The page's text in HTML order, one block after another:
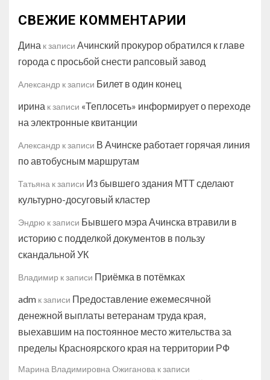
СВЕЖИЕ КОММЕНТАРИИ
Дина к записи Ачинский прокурор обратился к главе
города с просьбой снести рапсовый завод
Александр к записи Билет в один конец
ирина к записи «Теплосеть» информирует о переходе
на электронные квитанции
Александр к записи В Ачинске работает горячая линия
по автобусным маршрутам
Татьяна к записи Из бывшего здания МТТ сделают
культурно-досуговый кластер
Эндрю к записи Бывшего мэра Ачинска втравили в
историю с подделкой документов в пользу
скандальной УК
Владимир к записи Приёмка в потёмках
adm к записи Предоставление ежемесячной
денежной выплаты ветеранам труда края,
выехавшим на постоянное место жительства за
пределы Красноярского края на территории РФ
Марина Владимировна Ожиганова к записи